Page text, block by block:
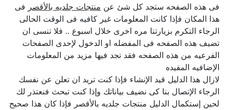
فى هذه الصفحه ستجد كل شئ عنمنتجات جلديه بالأقصرفى
هذا المكان فإذا كانت المعلومات غير كافيه فى الوقت الحالى
الرجاء التكرم بزيارتنا مره اخرى خلال اسبوع .. فلا تنسى ان
تضيف هذه الصفحه فى المفضله او الدخول لإحدى الصفحات
الفرعيه من هذه الصفحه فقد تجد فيها مزيد من المعلومات
الإضافيه المفيده
لازال هذا الدليل قيد الإنشاء فإذا كنت تريد ان تعلن عن نفسك
الرجاء الإتصال بنا كى نضيف بياناتك وإذا كنت تبحث فنعتذر لك
لحين إستكمال الدليل منتجات جلديه بالأقصر فإذا كان هذا صحيح